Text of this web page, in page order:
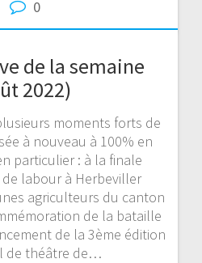
0
de la semaine
2022)
moments forts de
à nouveau à 100% en
particulier : à la finale
labour à Herbeviller
agriculteurs du canton
de la bataille
de la 3ème édition
de théâtre de…